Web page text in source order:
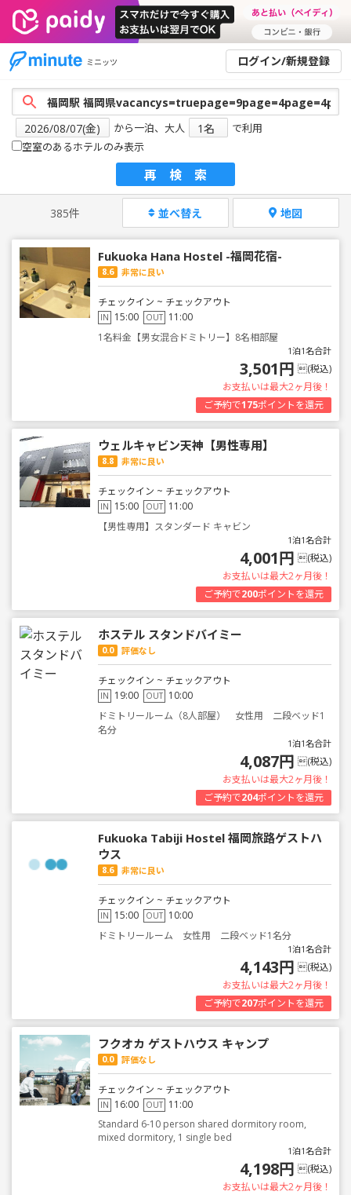
ミニッツ ログイン/新規登録
から一泊、大人
で利用
空室のあるホテルのみ表示
再検索
385件 並べ替え 地図
Fukuoka Hana Hostel -福岡花宿-
8.6 非常に良い
チェックイン ~ チェックアウト
IN 15:00 OUT 11:00
1名料金【男女混合ドミトリー】8名相部屋
1泊1名合計
3,501円 (税込)
お支払いは最大2ヶ月後！
ご予約で175ポイントを還元
ウェルキャビン天神【男性専用】
8.8 非常に良い
チェックイン ~ チェックアウト
IN 15:00 OUT 11:00
【男性専用】スタンダード キャビン
1泊1名合計
4,001円 (税込)
お支払いは最大2ヶ月後！
ご予約で200ポイントを還元
ホステル スタンドバイミー
0.0 評価なし
チェックイン ~ チェックアウト
IN 19:00 OUT 10:00
ドミトリールーム（8人部屋） 女性用 二段ベッド1
名分
1泊1名合計
4,087円 (税込)
お支払いは最大2ヶ月後！
ご予約で204ポイントを還元
Fukuoka Tabiji Hostel 福岡旅路ゲストハ
ウス
8.6 非常に良い
チェックイン ~ チェックアウト
IN 15:00 OUT 10:00
ドミトリールーム 女性用 二段ベッド1名分
1泊1名合計
4,143円 (税込)
お支払いは最大2ヶ月後！
ご予約で207ポイントを還元
フクオカ ゲストハウス キャンプ
0.0 評価なし
チェックイン ~ チェックアウト
IN 16:00 OUT 11:00
Standard 6-10 person shared dormitory room,
mixed dormitory, 1 single bed
1泊1名合計
4,198円 (税込)
お支払いは最大2ヶ月後！